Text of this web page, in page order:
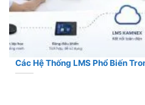
Các Hệ Thống LMS Phổ Biến